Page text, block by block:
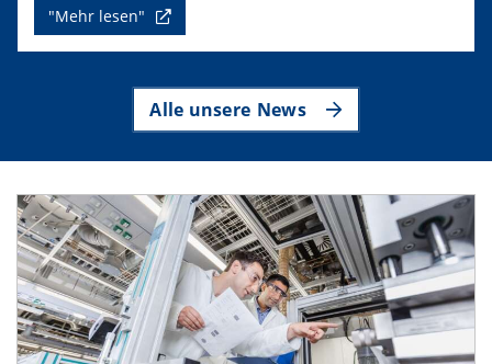
"Mehr lesen"
Alle unsere News